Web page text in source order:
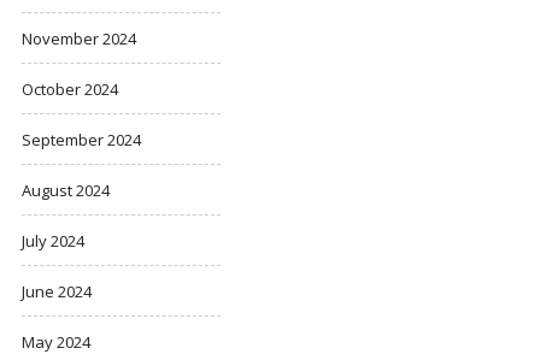
November 2024
October 2024
September 2024
August 2024
July 2024
June 2024
May 2024